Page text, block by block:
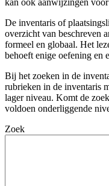
kan ook aanwijzingen
De inventaris of
overzicht van beschreven
formeel en globaal. Het
behoeft enige oefening en
Bij het zoeken in de
rubrieken in de inventaris
lager niveau. Komt de
voldoen onderliggende
Zoek